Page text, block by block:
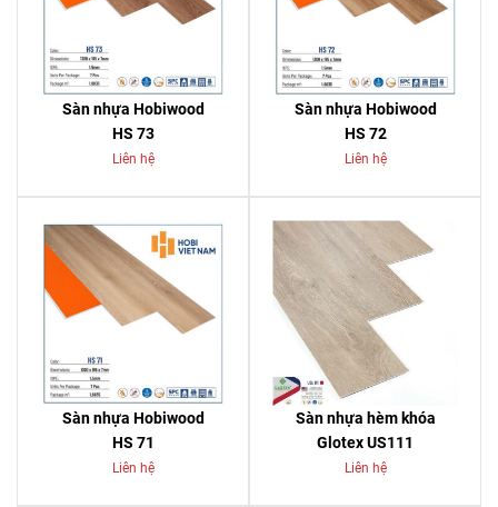
Sàn nhựa Hobiwood
HS 73
Liên hệ
Sàn nhựa Hobiwood
HS 72
Liên hệ
Sàn nhựa Hobiwood
HS 71
Liên hệ
Sàn nhựa hèm khóa
Glotex US111
Liên hệ